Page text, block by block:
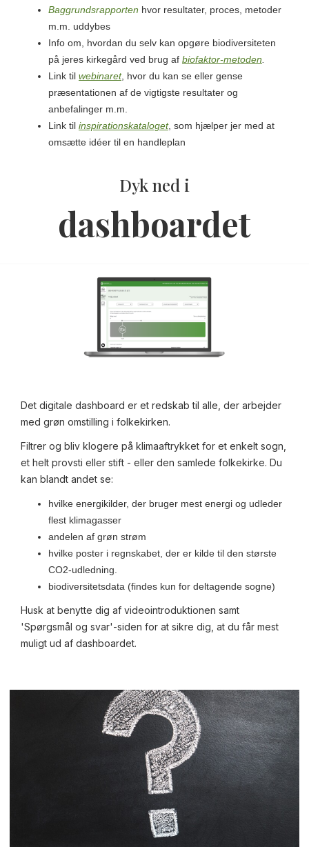
Baggrundsrapporten hvor resultater, proces, metoder
m.m. uddybes
Info om, hvordan du selv kan opgøre biodiversiteten
på jeres kirkegård ved brug af biofaktor-metoden.
Link til webinaret, hvor du kan se eller gense
præsentationen af de vigtigste resultater og
anbefalinger m.m.
Link til inspirationskataloget, som hjælper jer med at
omsætte idéer til en handleplan
Dyk ned i
dashboardet
Det digitale dashboard er et redskab til alle, der arbejder
med grøn omstilling i folkekirken.
Filtrer og bliv klogere på klimaaftrykket for et enkelt sogn,
et helt provsti eller stift - eller den samlede folkekirke. Du
kan blandt andet se:
hvilke energikilder, der bruger mest energi og udleder
flest klimagasser
andelen af grøn strøm
hvilke poster i regnskabet, der er kilde til den største
CO2-udledning.
biodiversitetsdata (findes kun for deltagende sogne)
Husk at benytte dig af videointroduktionen samt
'Spørgsmål og svar'-siden for at sikre dig, at du får mest
muligt ud af dashboardet.